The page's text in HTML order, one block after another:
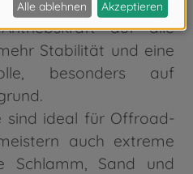
und Stabilität:Die
auf alle
Stabilität und eine
besonders auf
sind ideal für Offroad-
auch extreme
Schlamm, Sand und